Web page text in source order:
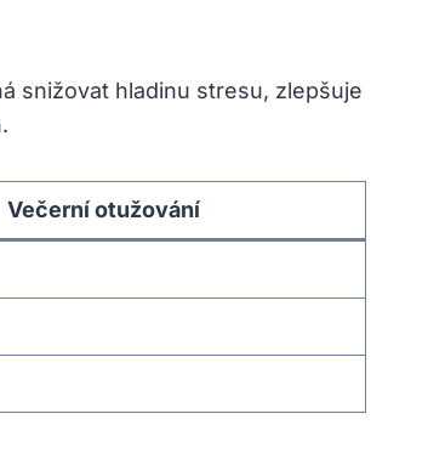
snižovat hladinu stresu, zlepšuje
Večerní otužování